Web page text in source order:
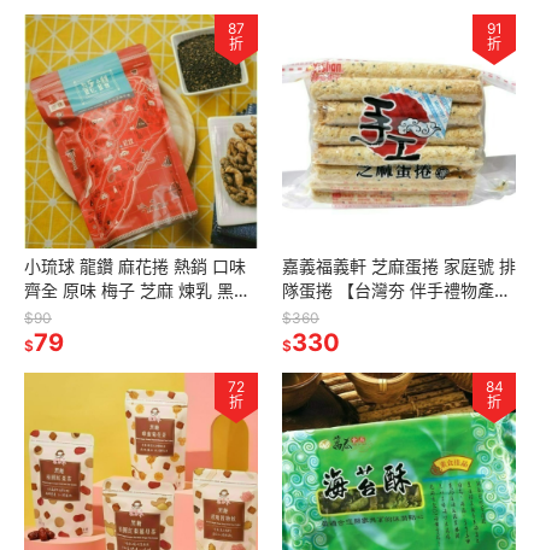
87
折
小琉球 龍鑽 麻花捲 熱銷 口味
齊全 原味 梅子 芝麻 煉乳 黑糖
海苔 起司 咖啡 胡椒 【台灣夯
伴手禮物產館】
$90
$79
91
折
嘉義福義軒 芝麻蛋捲 家庭號 排
隊蛋捲 【台灣夯 伴手禮物產
館】
$360
$330
72
折
84
折